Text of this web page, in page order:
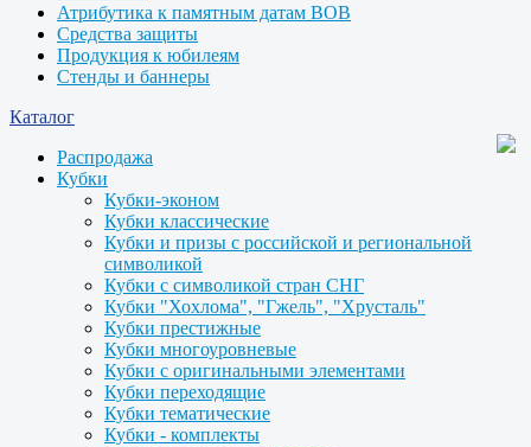
Атрибутика к памятным датам ВОВ
Средства защиты
Продукция к юбилеям
Стенды и баннеры
Каталог
Распродажа
Кубки
Кубки-эконом
Кубки классические
Кубки и призы с российской и региональной
символикой
Кубки с символикой стран СНГ
Кубки "Хохлома", "Гжель", "Хрусталь"
Кубки престижные
Кубки многоуровневые
Кубки с оригинальными элементами
Кубки переходящие
Кубки тематические
Кубки - комплекты